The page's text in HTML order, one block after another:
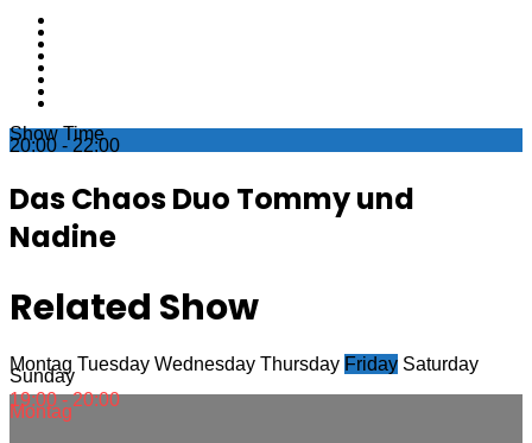
Show Time
20:00 - 22:00
Das Chaos Duo Tommy und
Nadine
Related Show
Montag Tuesday Wednesday Thursday Friday Saturday
Sunday
19:00 - 20:00
Montag